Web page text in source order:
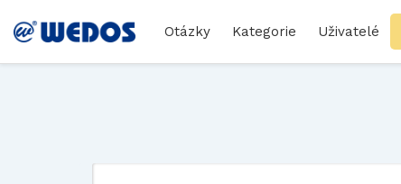
Otázky Kategorie Uživatelé